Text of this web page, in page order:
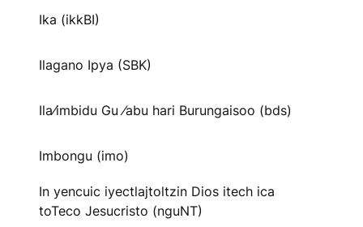
Ika (ikkBI)
Ilagano Ipya (SBK)
Ila⁄imbidu Gu ⁄abu hari Burungaisoo (bds)
Imbongu (imo)
In yencuic iyectlajtoltzin Dios itech ica
toTeco Jesucristo (nguNT)